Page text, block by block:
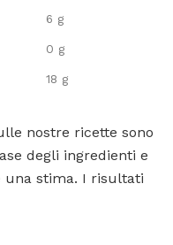
6 g
0 g
18 g
nostre ricette sono
degli ingredienti e
una stima. I risultati